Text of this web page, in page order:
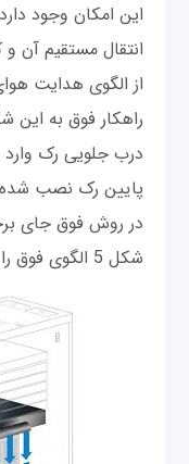
این امکان وجود
انتقال مستقیم آن
از الگوی هدایت
راهکار فوق به
درب جلویی رک
پایین رک نصب شده
در روش فوق جای
شکل 5 الگوی فوق را نشان می‌دهد.